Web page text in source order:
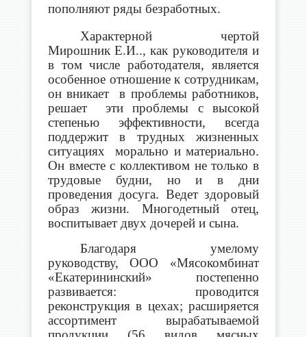
пополняют ряды безработных.
Характерной чертой
Мирошник Е.И.., как руководителя и
в том числе работодателя, является
особенное отношение к сотрудникам,
он вникает в проблемы работников,
решает эти проблемы с высокой
степенью эффективности, всегда
поддержит в трудных жизненных
ситуациях морально и материально.
Он вместе с коллективом не только в
трудовые будни, но и в дни
проведения досуга. Ведет здоровый
образ жизни. Многодетный отец,
воспитывает двух дочерей и сына.
Благодаря умелому
руководству, ООО «Мясокомбинат
«Екатерининский» постепенно
развивается: проводится
реконструкция в цехах; расширяется
ассортимент вырабатываемой